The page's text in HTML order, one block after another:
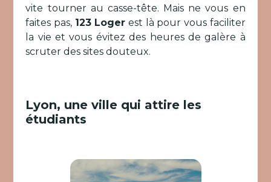
vite tourner au casse-tête. Mais ne vous en
faites pas, 123 Loger est là pour vous faciliter
la vie et vous évitez des heures de galère à
scruter des sites douteux.
Lyon, une ville qui attire les
étudiants